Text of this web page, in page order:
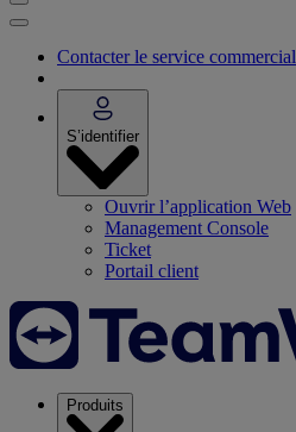
Contacter le service commercial
S’identifier
Ouvrir l’application Web
Management Console
Ticket
Portail client
Produits